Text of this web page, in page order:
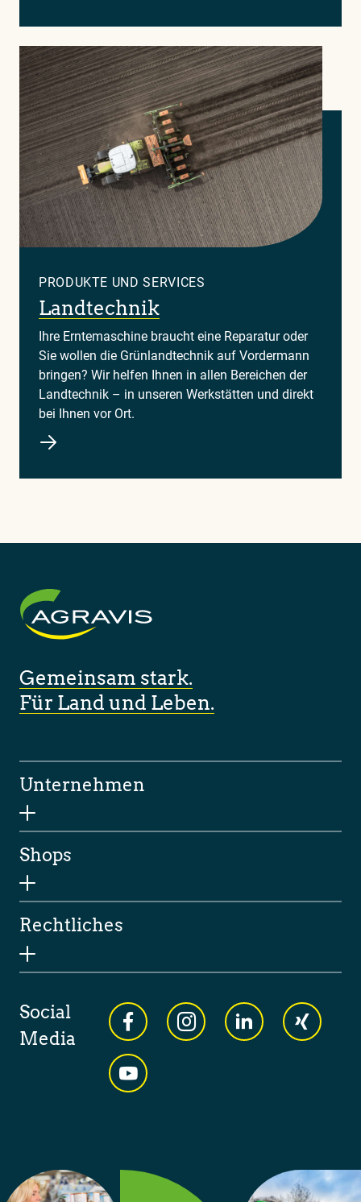
PRODUKTE UND SERVICES
Landtechnik
Ihre Erntemaschine braucht eine Reparatur oder
Sie wollen die Grünlandtechnik auf Vordermann
bringen? Wir helfen Ihnen in allen Bereichen der
Landtechnik – in unseren Werkstätten und direkt
bei Ihnen vor Ort.
Gemeinsam stark.
Für Land und Leben.
Unternehmen
Shops
Rechtliches
Social
Media